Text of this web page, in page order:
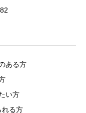
ある方
い方
れる方